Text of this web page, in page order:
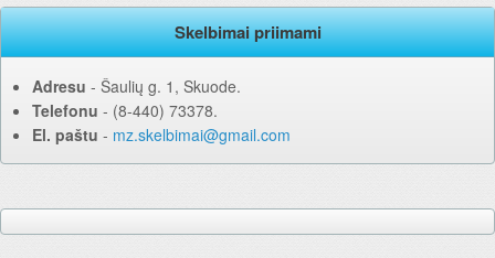
Skelbimai priimami
Adresu ‐ Šaulių g. 1, Skuode.
Telefonu ‐ (8-440) 73378.
El. paštu ‐ mz.skelbimai@gmail.com